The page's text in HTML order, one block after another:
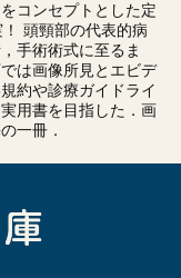
コンセプトとした定
頭頸部の代表的病
手術術式に至るま
は画像所見とエビデ
約や診療ガイドライ
用書を目指した．画
一冊．